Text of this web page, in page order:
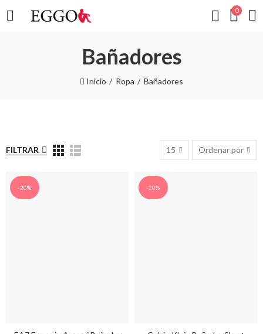
0
Bañadores
Inicio Ropa Bañadores
FILTRAR 15 Ordenar por
-20% -20%